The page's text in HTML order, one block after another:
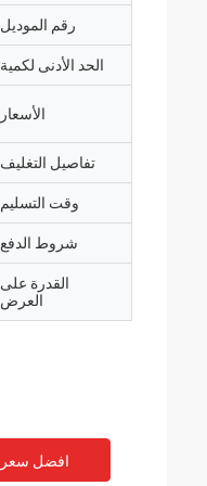
رقم الموديل
الحد الأدنى لكمية
الأسعار
تفاصيل التغليف
وقت التسليم
شروط الدفع
القدرة على
العرض
افضل سعر